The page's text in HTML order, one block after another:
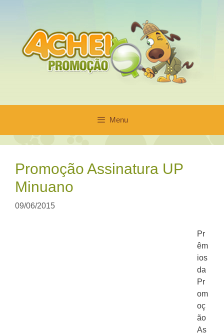
conteúdo
Menu
Promoção Assinatura UP
Minuano
09/06/2015
Pr
êm
ios
da
Pr
om
oç
ão
As